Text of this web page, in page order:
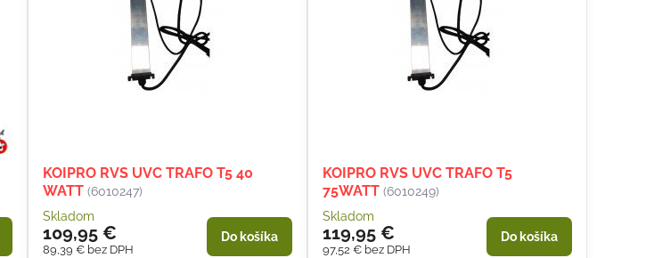
KOIPRO RVS UVC TRAFO T5 40
WATT (6010247)
Skladom
109,95 €
89,39 € bez DPH
Do košíka
KOIPRO RVS UVC TRAFO T5
75WATT (6010249)
Skladom
119,95 €
97,52 € bez DPH
Do košíka